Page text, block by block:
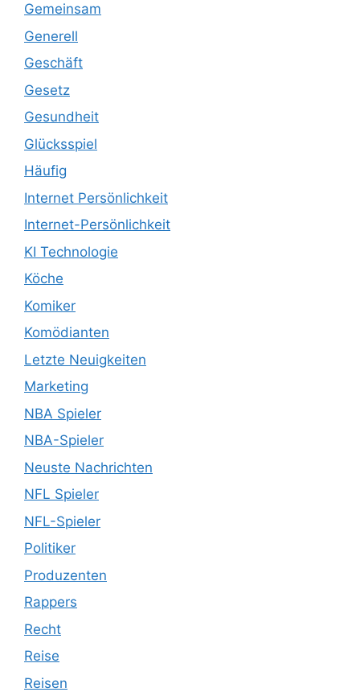
Gemeinsam
Generell
Geschäft
Gesetz
Gesundheit
Glücksspiel
Häufig
Internet Persönlichkeit
Internet-Persönlichkeit
KI Technologie
Köche
Komiker
Komödianten
Letzte Neuigkeiten
Marketing
NBA Spieler
NBA-Spieler
Neuste Nachrichten
NFL Spieler
NFL-Spieler
Politiker
Produzenten
Rappers
Recht
Reise
Reisen